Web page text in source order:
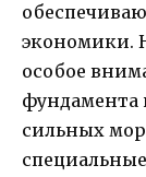
экономики.
особое
фундамента
сильных